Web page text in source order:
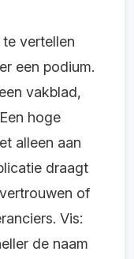
vertellen
een podium.
vakblad,
hoge
alleen aan
draagt
of
Vis:
de naam